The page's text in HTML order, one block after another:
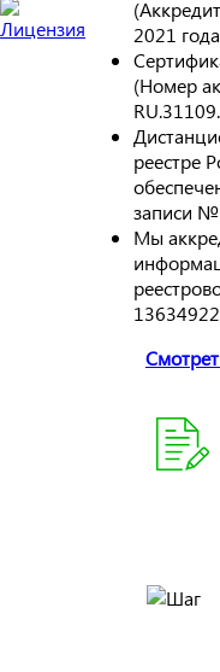
2021
(Номер
реестре
записи №
Мы